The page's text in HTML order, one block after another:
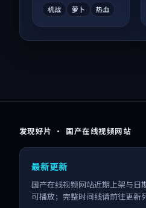
机战 萝卜 热血
发现好片 · 国产在线视频网站
最新更新
国产在线视频网站近期上架与日
可播放；完整时间线请前往更新